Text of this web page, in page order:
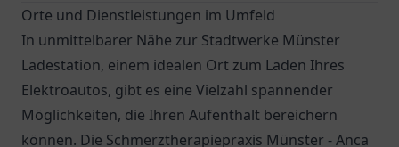
Orte und Dienstleistungen im Umfeld
In unmittelbarer Nähe zur Stadtwerke Münster
Ladestation, einem idealen Ort zum Laden Ihres
Elektroautos, gibt es eine Vielzahl spannender
Möglichkeiten, die Ihren Aufenthalt bereichern
können. Die Schmerztherapiepraxis Münster - Anca